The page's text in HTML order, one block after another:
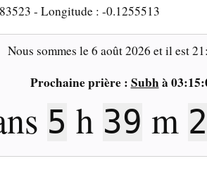
- Longitude : -0.1255513
Nous sommes le6 août 2026 et il est
Prochaine prière : Subhà
5 h 39 m